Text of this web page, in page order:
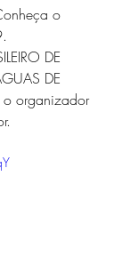
o
DE
DE
o organizador